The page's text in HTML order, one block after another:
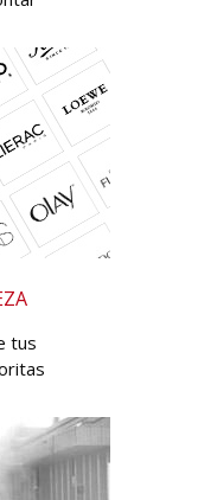
tus